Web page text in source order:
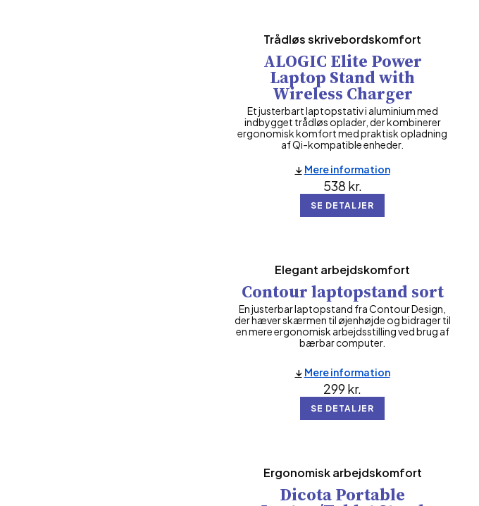
Trådløs skrivebordskomfort
ALOGIC Elite Power
Laptop Stand with
Wireless Charger
Et justerbart laptopstativ i aluminium med
indbygget trådløs oplader, der kombinerer
ergonomisk komfort med praktisk opladning
af Qi-kompatible enheder.
538 kr.
SE DETALJER
Mere information
Elegant arbejdskomfort
Contour laptopstand sort
En justerbar laptopstand fra Contour Design,
der hæver skærmen til øjenhøjde og bidrager til
en mere ergonomisk arbejdsstilling ved brug af
bærbar computer.
299 kr.
SE DETALJER
Mere information
Ergonomisk arbejdskomfort
Dicota Portable